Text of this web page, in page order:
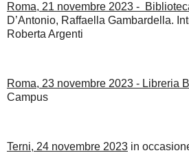
Roma, 21 novembre 2023 -
D’Antonio, Raffaella Gambardella.
Roberta Argenti
Roma, 23 novembre 2023 - Libreria
Campus
Terni, 24 novembre 2023 in